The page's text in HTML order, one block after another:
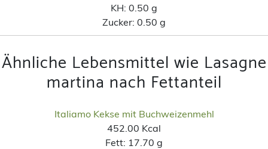
KH: 0.50 g
Zucker: 0.50 g
Ähnliche Lebensmittel wie Lasagne
martina nach Fettanteil
Italiamo Kekse mit Buchweizenmehl
452.00 Kcal
Fett: 17.70 g